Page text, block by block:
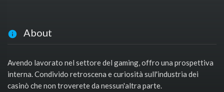
About
Avendo lavorato nel settore del gaming, offro una prospettiva
interna. Condivido retroscena e curiosità sull'industria dei
casinò che non troverete da nessun'altra parte.